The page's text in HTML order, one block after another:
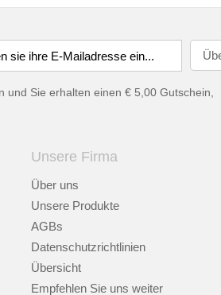
und Sie erhalten einen € 5,00 Gutschein,
Unsere Firma
Über uns
Unsere Produkte
AGBs
Datenschutzrichtlinien
Übersicht
Empfehlen Sie uns weiter